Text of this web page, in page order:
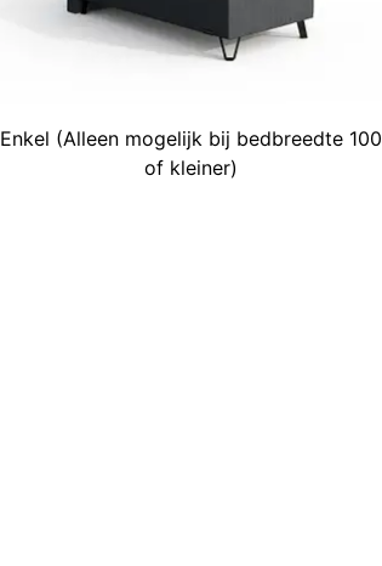
Enkel (Alleen mogelijk bij bedbreedte 100
of kleiner)